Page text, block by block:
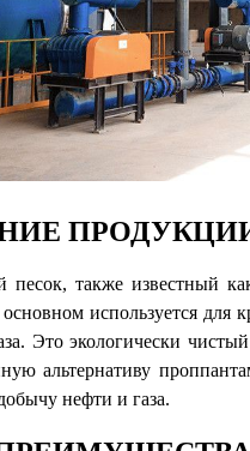
песок, также известный
используется для
Это экологически
альтернативу
нефти и газа.